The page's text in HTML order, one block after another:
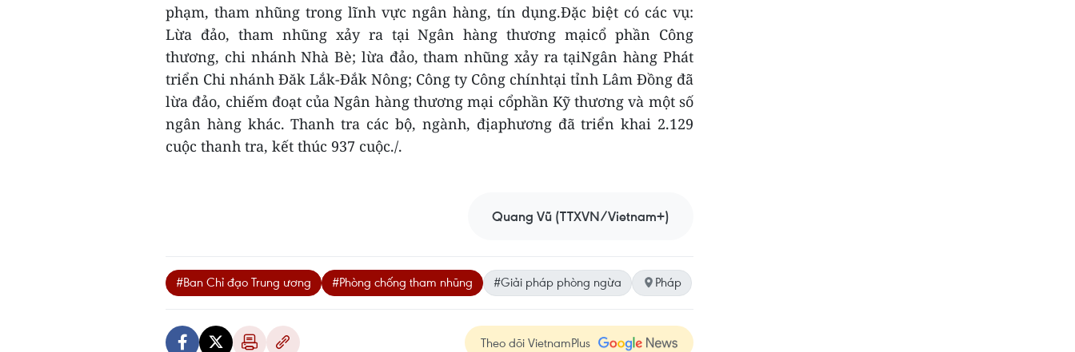
phạm, tham nhũng trong lĩnh vực ngân hàng, tín dụng.Đặc biệt có các vụ:
Lừa đảo, tham nhũng xảy ra tại Ngân hàng thương mạicổ phần Công
thương, chi nhánh Nhà Bè; lừa đảo, tham nhũng xảy ra tạiNgân hàng Phát
triển Chi nhánh Đăk Lắk-Đắk Nông; Công ty Công chínhtại tỉnh Lâm Đồng đã
lừa đảo, chiếm đoạt của Ngân hàng thương mại cổphần Kỹ thương và một số
ngân hàng khác. Thanh tra các bộ, ngành, địaphương đã triển khai 2.129
cuộc thanh tra, kết thúc 937 cuộc./.
Quang Vũ (TTXVN/Vietnam+)
#Ban Chỉ đạo Trung ương #Phòng chống tham nhũng #Giải pháp phòng ngừa Pháp
Theo dõi VietnamPlus